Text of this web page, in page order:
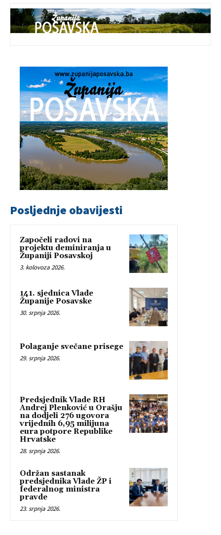
Posljednje obavijesti
Započeli radovi na
projektu deminiranja u
Županiji Posavskoj
3. kolovoza 2026.
141. sjednica Vlade
Županije Posavske
30. srpnja 2026.
Polaganje svečane prisege
29. srpnja 2026.
Predsjednik Vlade RH
Andrej Plenković u Orašju
na dodjeli 276 ugovora
vrijednih 6,95 milijuna
eura potpore Republike
Hrvatske
28. srpnja 2026.
Održan sastanak
predsjednika Vlade ŽP i
federalnog ministra
pravde
23. srpnja 2026.